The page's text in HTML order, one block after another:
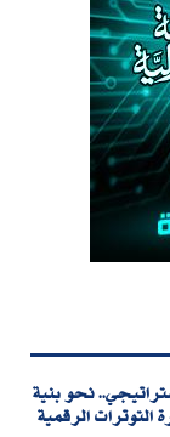
نحو بنية
التوترات الرقمية